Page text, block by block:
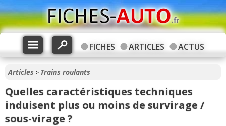
FICHES ARTICLES ACTUS
Articles > Trains roulants
Quelles caractéristiques techniques
induisent plus ou moins de survirage /
sous-virage ?